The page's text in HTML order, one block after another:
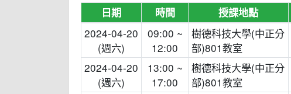
日期 時間 授課地點
2024-04-20
(週六)
09:00 ~
12:00
樹德科技大學(中正分
部)801教室
2024-04-20
(週六)
13:00 ~
17:00
樹德科技大學(中正分
部)801教室